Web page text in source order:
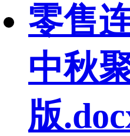
零售
中秋
版